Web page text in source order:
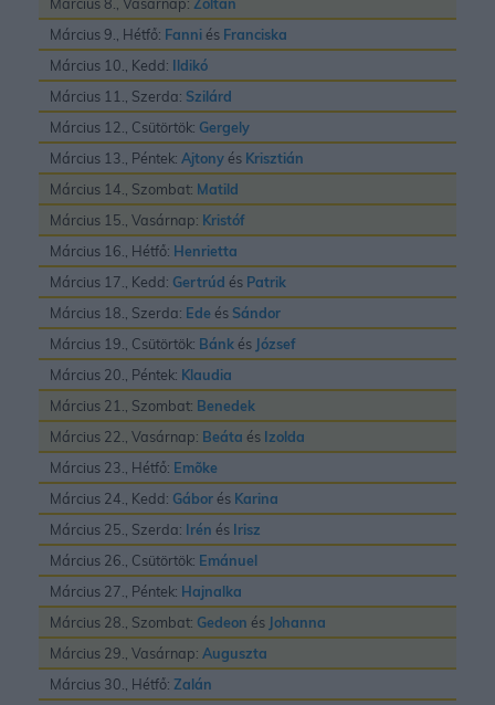
Március 9., Hétfő: Fanni és Franciska
Március 10., Kedd: Ildikó
Március 11., Szerda: Szilárd
Március 12., Csütörtök: Gergely
Március 13., Péntek: Ajtony és Krisztián
Március 14., Szombat: Matild
Március 15., Vasárnap: Kristóf
Március 16., Hétfő: Henrietta
Március 17., Kedd: Gertrúd és Patrik
Március 18., Szerda: Ede és Sándor
Március 19., Csütörtök: Bánk és József
Március 20., Péntek: Klaudia
Március 21., Szombat: Benedek
Március 22., Vasárnap: Beáta és Izolda
Március 23., Hétfő: Emõke
Március 24., Kedd: Gábor és Karina
Március 25., Szerda: Irén és Irisz
Március 26., Csütörtök: Emánuel
Március 27., Péntek: Hajnalka
Március 28., Szombat: Gedeon és Johanna
Március 29., Vasárnap: Auguszta
Március 30., Hétfő: Zalán